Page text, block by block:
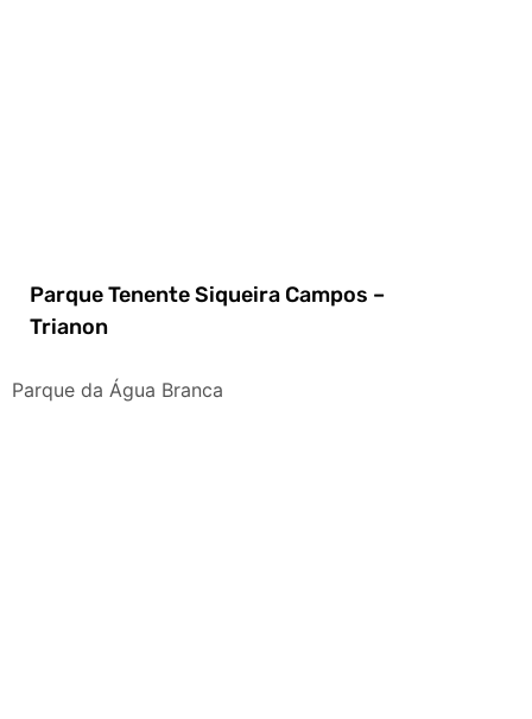
Parque Tenente Siqueira Campos –
Trianon
Parque da Água Branca